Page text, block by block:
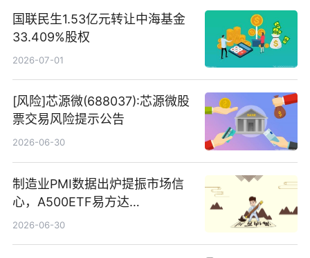
国联民生1.53亿元转让中海基金
33.409%股权
2026-07-01
[风险]芯源微(688037):芯源微股
票交易风险提示公告
2026-06-30
制造业PMI数据出炉提振市场信
心，A500ETF易方达
（159361）昨日“吸金”1.7亿元-
2026-06-30